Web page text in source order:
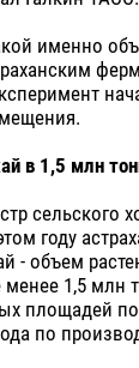
именно
в 1,5 млн
сельского
году
- объем
менее 1,5 млн
площадей
по